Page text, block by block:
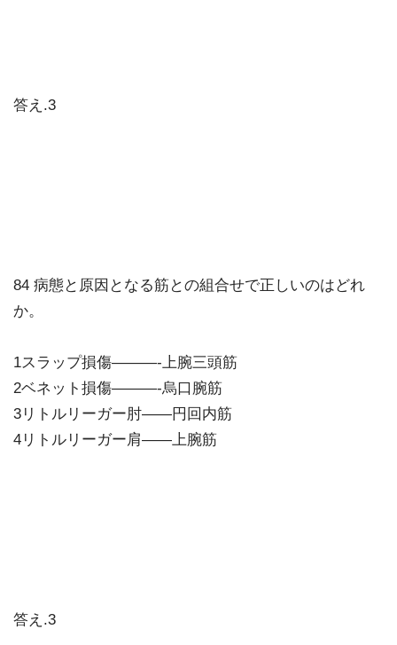
答え.3
84 病態と原因となる筋との組合せで正しいのはどれ
か。
1スラップ損傷———-上腕三頭筋
2ベネット損傷———-烏口腕筋
3リトルリーガー肘——円回内筋
4リトルリーガー肩——上腕筋
答え.3